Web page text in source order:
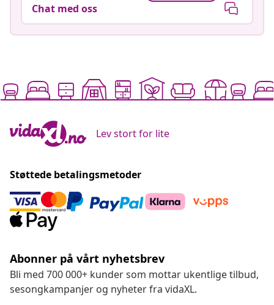
Chat med oss
Lev stort for lite
Støttede betalingsmetoder
Abonner på vårt nyhetsbrev
Bli med 700 000+ kunder som mottar ukentlige tilbud,
sesongkampanjer og nyheter fra vidaXL.